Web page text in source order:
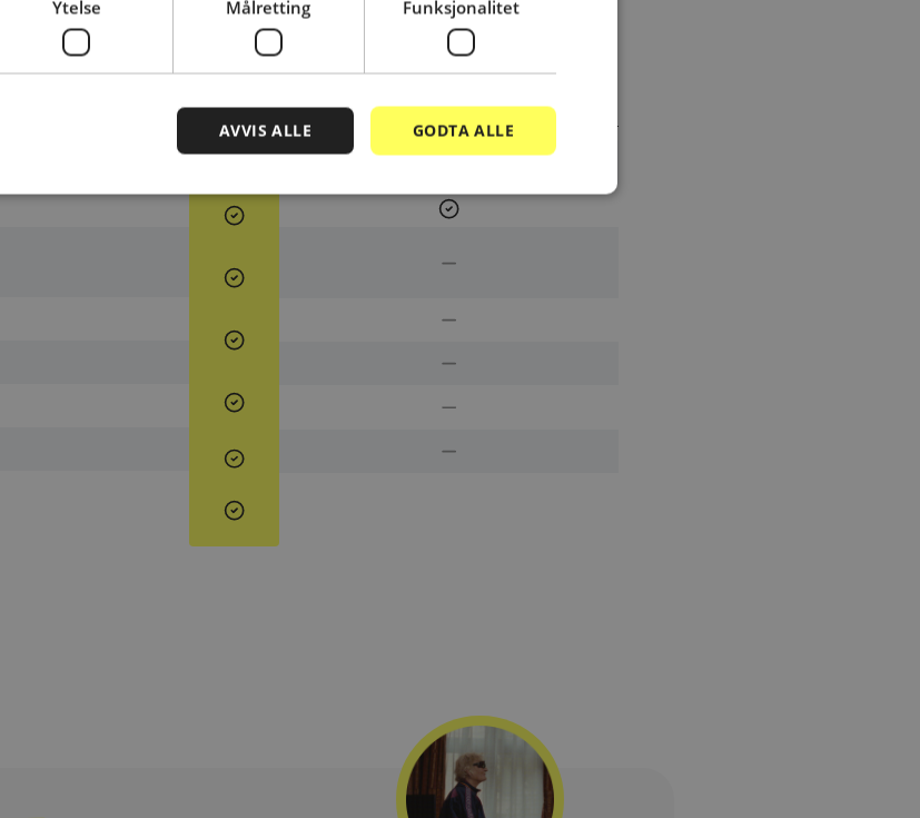
Randi Typisk regnskapsbyrå
Ytelse Målretting Funksjonalitet
GODTA ALLE
AVVIS ALLE